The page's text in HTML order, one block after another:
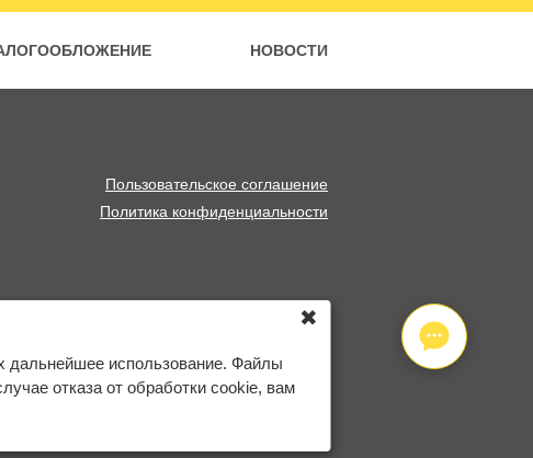
НОВОСТИ
Пользовательское соглашение
Политика конфиденциальности
дальнейшее использование. Файлы
отказа от обработки cookie, вам
✖